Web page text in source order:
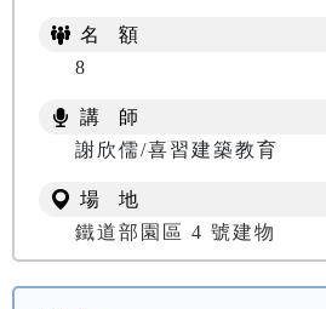
名 額
8
講 師
謝欣儒/喜習建築教育
場 地
鐵道部園區 4 號建物